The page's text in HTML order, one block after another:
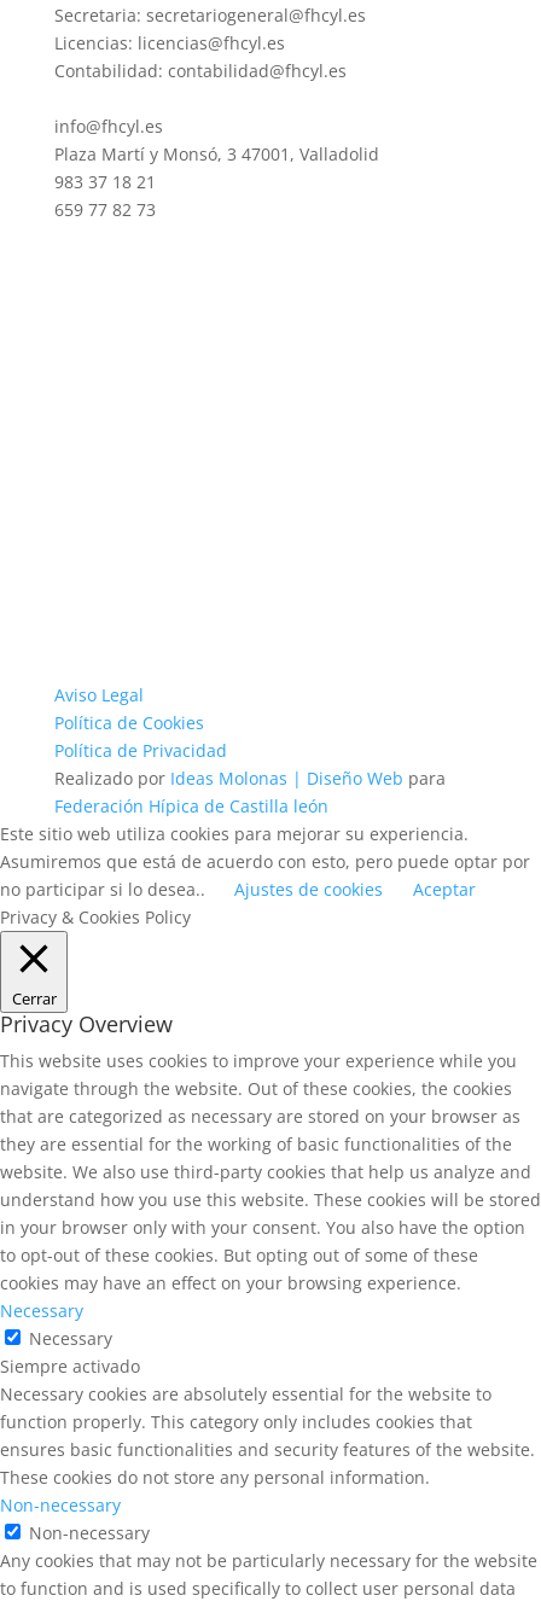
Secretaria: secretariogeneral@fhcyl.es
Licencias: licencias@fhcyl.es
Contabilidad: contabilidad@fhcyl.es
info@fhcyl.es
Plaza Martí y Monsó, 3 47001, Valladolid
983 37 18 21
659 77 82 73
Aviso Legal
Política de Cookies
Política de Privacidad
Realizado por Ideas Molonas | Diseño Web para
Federación Hípica de Castilla león
Este sitio web utiliza cookies para mejorar su experiencia.
Asumiremos que está de acuerdo con esto, pero puede optar por
no participar si lo desea..
Ajustes de cookies
Aceptar
Privacy & Cookies Policy
Cerrar
Privacy Overview
This website uses cookies to improve your experience while you
navigate through the website. Out of these cookies, the cookies
that are categorized as necessary are stored on your browser as
they are essential for the working of basic functionalities of the
website. We also use third-party cookies that help us analyze and
understand how you use this website. These cookies will be stored
in your browser only with your consent. You also have the option
to opt-out of these cookies. But opting out of some of these
cookies may have an effect on your browsing experience.
Necessary
Necessary
Siempre activado
Necessary cookies are absolutely essential for the website to
function properly. This category only includes cookies that
ensures basic functionalities and security features of the website.
These cookies do not store any personal information.
Non-necessary
Non-necessary
Any cookies that may not be particularly necessary for the website
to function and is used specifically to collect user personal data